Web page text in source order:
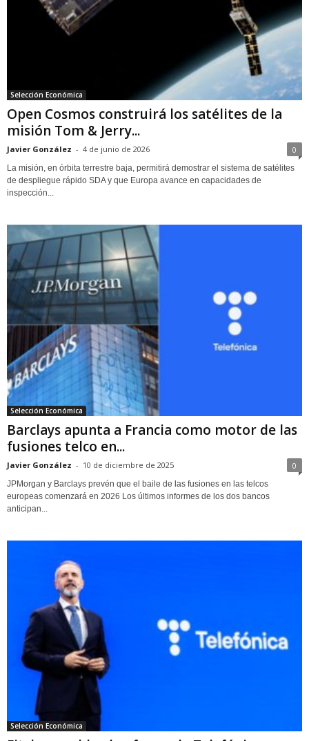
Selección Económica
Open Cosmos construirá los satélites de la
misión Tom & Jerry...
Javier González - 4 de junio de 2026 0
La misión, en órbita terrestre baja, permitirá demostrar el sistema de satélites
de despliegue rápido SDA y que Europa avance en capacidades de
inspección...
Selección Económica
Barclays apunta a Francia como motor de las
fusiones telco en...
Javier González - 10 de diciembre de 2025 0
JPMorgan y Barclays prevén que el baile de las fusiones en las telcos
europeas comenzará en 2026 Los últimos informes de los dos bancos
anticipan...
Selección Económica